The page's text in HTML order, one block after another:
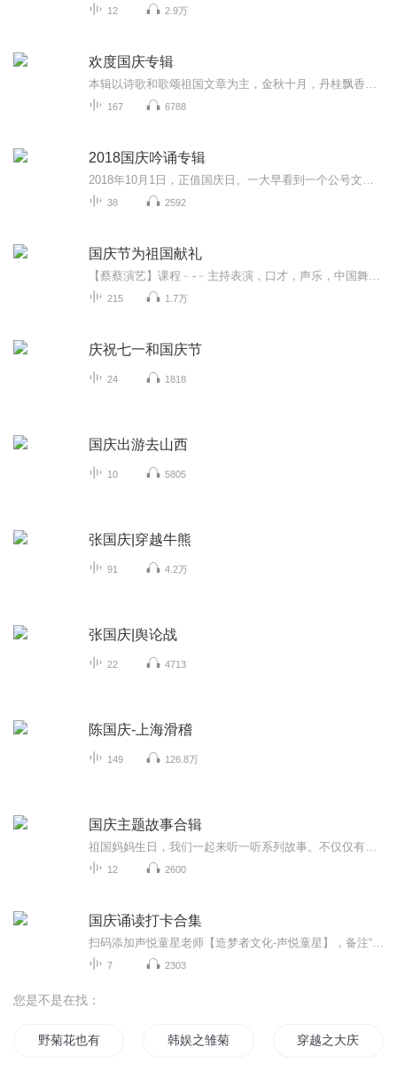
12 2.9万
欢度国庆专辑
167 6788
2018国庆吟诵专辑
38 2592
国庆节为祖国献礼
215 1.7万
庆祝七一和国庆节
24 1818
国庆出游去山西
10 5805
张国庆|穿越牛熊
91 4.2万
张国庆|舆论战
22 4713
陈国庆-上海滑稽
149 126.8万
国庆主题故事合辑
12 2600
国庆诵读打卡合集
7 2303
您是不是在找：
野菊花也有春天 韩娱之雏菊 穿越之大庆帝国